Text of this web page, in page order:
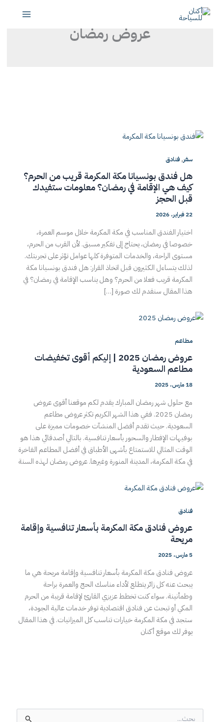
تخطي
إلى
عروض رمضان
سفر, فنادق
هل فندق بونسيانا مكة المكرمة قريب من الحرم؟
كيف هي الإقامة في رمضان؟ معلومات ستفيدك
قبل الحجز
22 فبراير، 2026
اختيار الفندق المناسب في مكة المكرمة خلال موسم العمرة،
خصوصا في رمضان، يحتاج إلى تفكير مسبق. لأن القرب من الحرم،
مستوى الراحة، والخدمات المتوفرة كلها عوامل تؤثر على تجربتك.
لذلك يتساءل الكثيرون قبل اتخاذ القرار: هل فندق بونسيانا مكة
المكرمة قريب فعلا من الحرم؟ وهل يناسب الإقامة في رمضان؟ في
هذا المقال سنقدم لك صورة […]
مطاعم
عروض رمضان 2025 | إليكم أقوى تخفيضات
مطاعم السعودية
18 مارس، 2025
مع حلول شهر رمضان المبارك يقدم لكم موقعنا أقوى عروض
رمضان 2025. ففي هذا الشهر الكريم تكثر عروض مطاعم
السعودية. حيث تقدم أفضل المنشآت خصومات مميزة على
بوفيهات الإفطار والسحور بأسعار تنافسية. بالتالي أصدقائي هذا هو
الوقت المثالي للاستمتاع بأشهى الأطباق في أفضل المطاعم الفاخرة
في مكة المكرمة، المدينة المنورة وغيرها. عروض رمضان لهذه السنة
فنادق
عروض فنادق مكة المكرمة بأسعار تنافسية وإقامة
مريحة
5 مارس، 2025
عروض فنادق مكة المكرمة بأسعار تنافسية وإقامة مريحة هي ما
يبحث عنه كل زائر يتطلع لأداء مناسك الحج والعمرة براحة
وطمأنينة. سواء كنت تخطط عزيزي القارئ لإقامة قريبة من الحرم
المكي أو تبحث عن فنادق اقتصادية توفر خدمات عالية الجودة،
ستجد في مكة المكرمة خيارات تناسب كل الميزانيات. في هذا المقال
يوفر لك موقع أكنان